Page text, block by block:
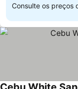
Consulte os preços